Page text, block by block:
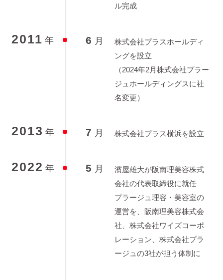
ル完成
2011 年 6 月
株式会社プラスホールディ
ングを設立
（2024年2月株式会社プラー
ジュホールディングスに社
名変更）
2013 年 7 月 株式会社プラス横浜を設立
2022 年 5 月
濱屋雄大が阪南理美容株式
会社の代表取締役に就任
プラージュ理容・美容室の
運営を、阪南理美容株式会
社、株式会社ワイズコーポ
レーション、株式会社プラ
ージュの3社が担う体制に